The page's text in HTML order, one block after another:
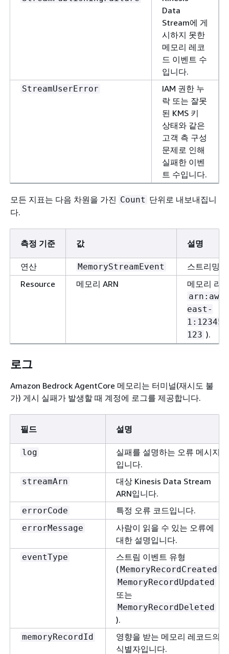
Data
Stream에 게
시하지 못한
메모리 레코
드 이벤트 수
입니다.
StreamUserError
IAM 권한 누
락 또는 잘못
된 KMS 키
상태와 같은
고객 측 구성
문제로 인해
실패한 이벤
트 수입니다.
모든 지표는 다음 차원을 가진 Count 단위로 내보내집니
다.
측정 기준 값 설명
연산 MemoryStreamEvent
스트리밍
Resource
메모리 ARN 메모리 리
east-
123 ).
로그
Amazon Bedrock AgentCore 메모리는 터미널(재시도 불
가) 게시 실패가 발생할 때 계정에 로그를 제공합니다.
필드 설명
log
실패를 설명하는 오류 메시지
입니다.
streamArn
대상 Kinesis Data Stream
ARN입니다.
errorCode 특정 오류 코드입니다.
errorMessage
사람이 읽을 수 있는 오류에
대한 설명입니다.
eventType
스트림 이벤트 유형
(MemoryRecordCreated
MemoryRecordUpdated
또는
MemoryRecordDeleted
).
memoryRecordId
영향을 받는 메모리 레코드의
식별자입니다.